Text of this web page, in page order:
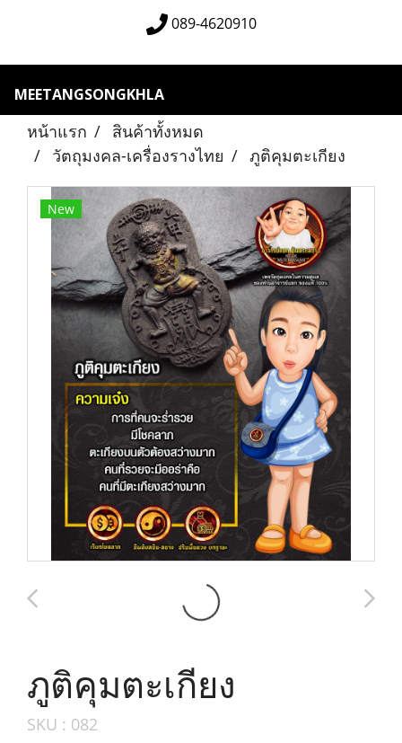
089-4620910
MEETANGSONGKHLA
หน้าแรก
สินค้าทั้งหมด
วัตถุมงคล-เครื่องรางไทย
ภูติคุมตะเกียง
New
ภูติคุมตะเกียง
SKU : 082